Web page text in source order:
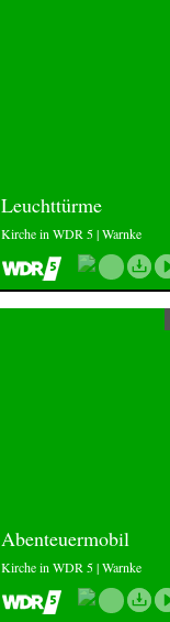
Leuchttürme
Kirche in WDR 5 | Warnke
Abenteuermobil
Kirche in WDR 5 | Warnke